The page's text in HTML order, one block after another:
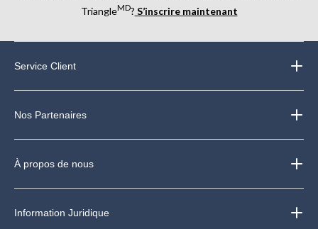
TriangleMD? S’inscrire maintenant
Service Client
Nos Partenaires
À propos de nous
Information Juridique